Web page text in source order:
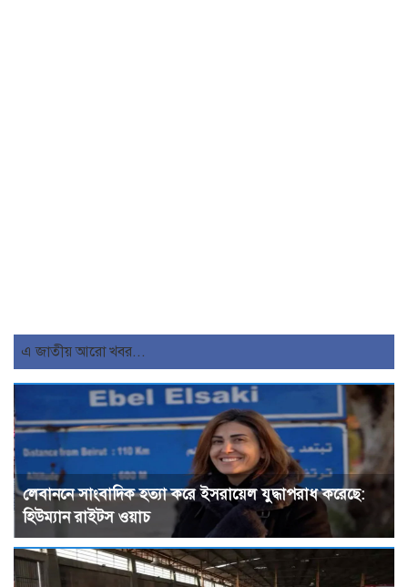
এ জাতীয় আরো খবর...
লেবাননে সাংবাদিক হত্যা করে ইসরায়েল যুদ্ধাপরাধ করেছে:
হিউম্যান রাইটস ওয়াচ